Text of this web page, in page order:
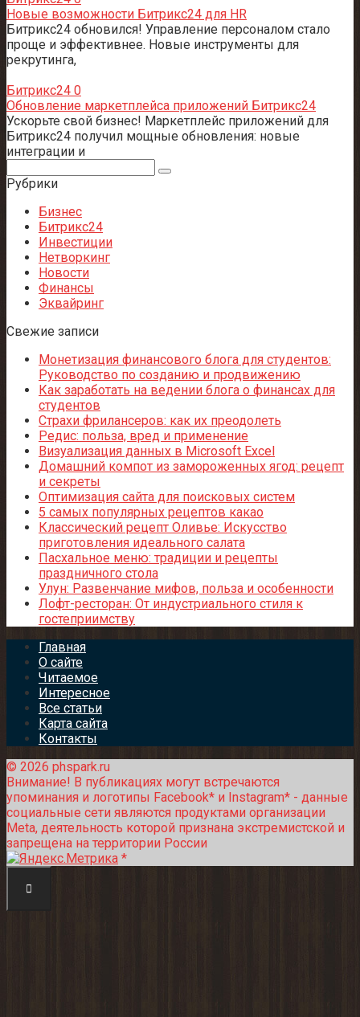
Новые возможности Битрикс24 для HR
Битрикс24 обновился! Управление персоналом стало
проще и эффективнее. Новые инструменты для
рекрутинга,
Битрикс24 0
Обновление маркетплейса приложений Битрикс24
Ускорьте свой бизнес! Маркетплейс приложений для
Битрикс24 получил мощные обновления: новые
интеграции и
Рубрики
Бизнес
Битрикс24
Инвестиции
Нетворкинг
Новости
Финансы
Эквайринг
Свежие записи
Монетизация финансового блога для студентов:
Руководство по созданию и продвижению
Как заработать на ведении блога о финансах для
студентов
Страхи фрилансеров: как их преодолеть
Редис: польза, вред и применение
Визуализация данных в Microsoft Excel
Домашний компот из замороженных ягод: рецепт
и секреты
Оптимизация сайта для поисковых систем
5 самых популярных рецептов какао
Классический рецепт Оливье: Искусство
приготовления идеального салата
Пасхальное меню: традиции и рецепты
праздничного стола
Улун: Развенчание мифов, польза и особенности
Лофт-ресторан: От индустриального стиля к
гостеприимству
Главная
О сайте
Читаемое
Интересное
Все статьи
Карта сайта
Контакты
© 2026 phspark.ru
Внимание! В публикациях могут встречаются
упоминания и логотипы Facebook* и Instagram* - данные
социальные сети являются продуктами организации
Meta, деятельность которой признана экстремистской и
запрещена на территории России
*